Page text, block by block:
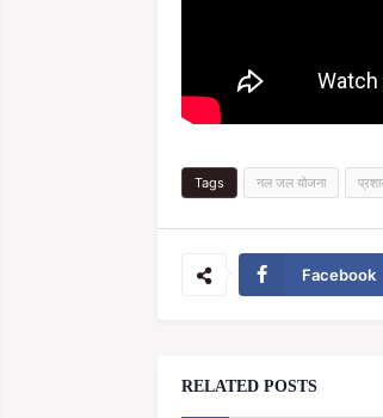
Tags नल जल योजना
Facebook
RELATED POSTS